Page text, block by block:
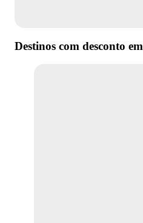
Destinos com desconto em